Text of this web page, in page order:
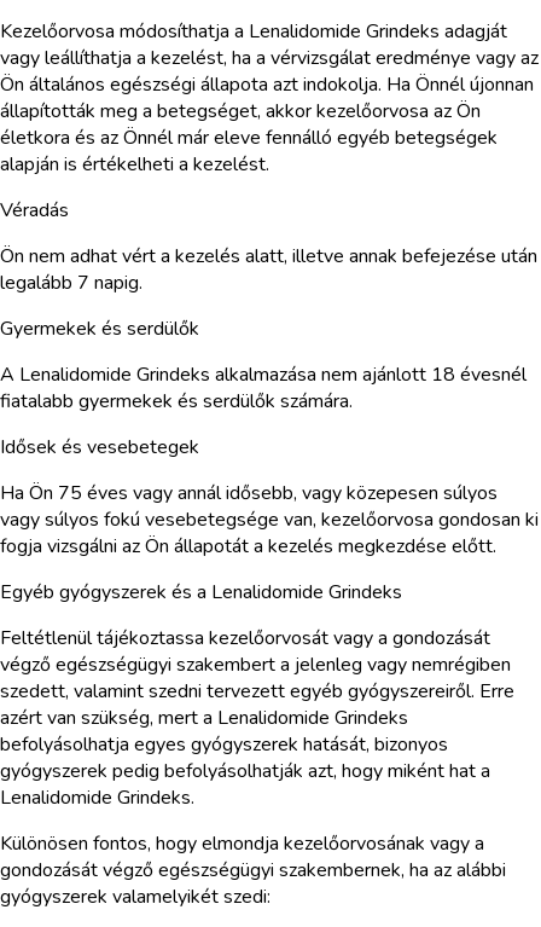
Kezelőorvosa módosíthatja a Lenalidomide Grindeks adagját
vagy leállíthatja a kezelést, ha a vérvizsgálat eredménye vagy az
Ön általános egészségi állapota azt indokolja. Ha Önnél újonnan
állapították meg a betegséget, akkor kezelőorvosa az Ön
életkora és az Önnél már eleve fennálló egyéb betegségek
alapján is értékelheti a kezelést.
Véradás
Ön nem adhat vért a kezelés alatt, illetve annak befejezése után
legalább 7 napig.
Gyermekek és serdülők
A Lenalidomide Grindeks alkalmazása nem ajánlott 18 évesnél
fiatalabb gyermekek és serdülők számára.
Idősek és vesebetegek
Ha Ön 75 éves vagy annál idősebb, vagy közepesen súlyos
vagy súlyos fokú vesebetegsége van, kezelőorvosa gondosan ki
fogja vizsgálni az Ön állapotát a kezelés megkezdése előtt.
Egyéb gyógyszerek és a Lenalidomide Grindeks
Feltétlenül tájékoztassa kezelőorvosát vagy a gondozását
végző egészségügyi szakembert a jelenleg vagy nemrégiben
szedett, valamint szedni tervezett egyéb gyógyszereiről. Erre
azért van szükség, mert a Lenalidomide Grindeks
befolyásolhatja egyes gyógyszerek hatását, bizonyos
gyógyszerek pedig befolyásolhatják azt, hogy miként hat a
Lenalidomide Grindeks.
Különösen fontos, hogy elmondja kezelőorvosának vagy a
gondozását végző egészségügyi szakembernek, ha az alábbi
gyógyszerek valamelyikét szedi: